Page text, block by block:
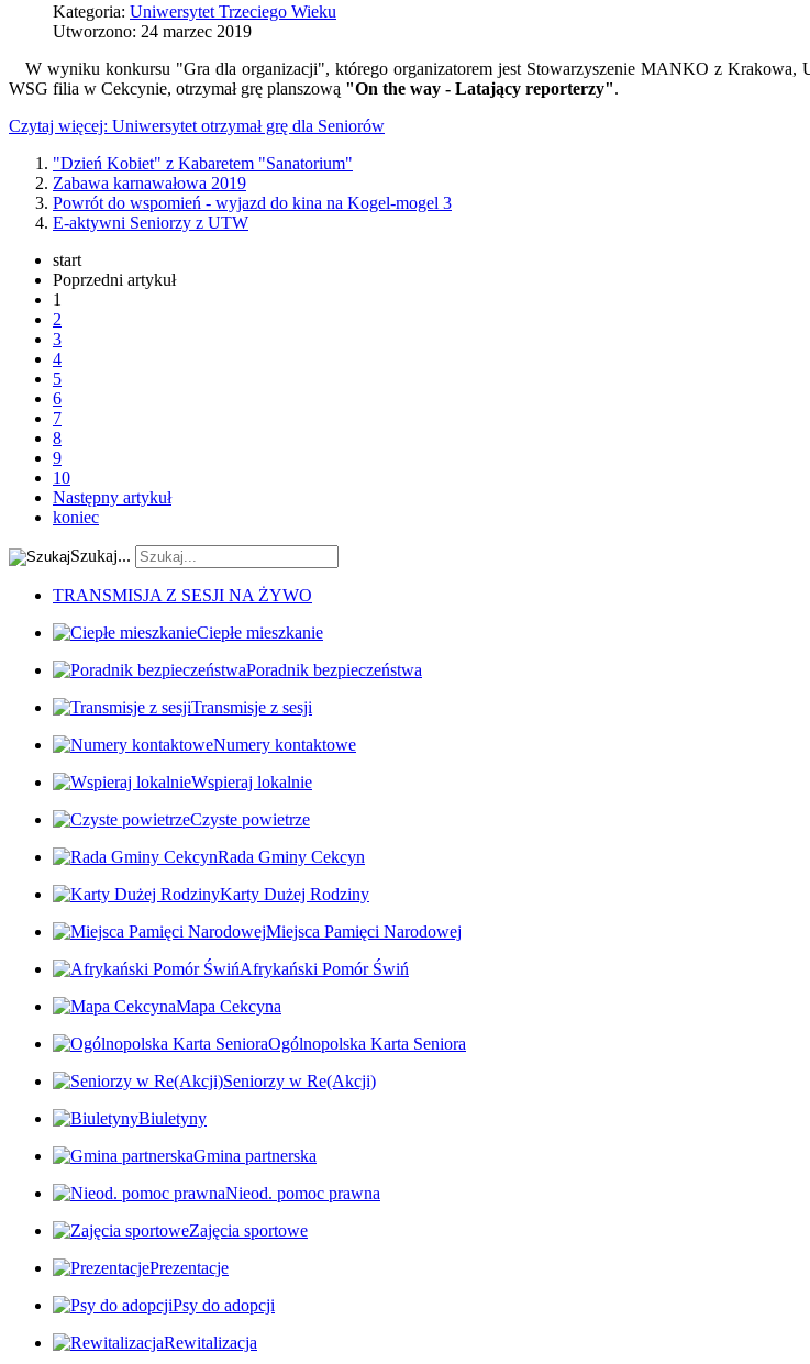
Kategoria: Uniwersytet Trzeciego Wieku
Utworzono: 24 marzec 2019
W wyniku konkursu "Gra dla organizacji", którego organizatorem jest Stowarzyszenie MANKO z Krakowa,
WSG filia w Cekcynie, otrzymał grę planszową "On the way - Latający reporterzy".
Czytaj więcej: Uniwersytet otrzymał grę dla Seniorów
"Dzień Kobiet" z Kabaretem "Sanatorium"
Zabawa karnawałowa 2019
Powrót do wspomień - wyjazd do kina na Kogel-mogel 3
E-aktywni Seniorzy z UTW
start
Poprzedni artykuł
1
2
3
4
5
6
7
8
9
10
Następny artykuł
koniec
Szukaj...
TRANSMISJA Z SESJI NA ŻYWO
Ciepłe mieszkanie
Poradnik bezpieczeństwa
Transmisje z sesji
Numery kontaktowe
Wspieraj lokalnie
Czyste powietrze
Rada Gminy Cekcyn
Karty Dużej Rodziny
Miejsca Pamięci Narodowej
Afrykański Pomór Świń
Mapa Cekcyna
Ogólnopolska Karta Seniora
Seniorzy w Re(Akcji)
Biuletyny
Gmina partnerska
Nieod. pomoc prawna
Zajęcia sportowe
Prezentacje
Psy do adopcji
Rewitalizacja